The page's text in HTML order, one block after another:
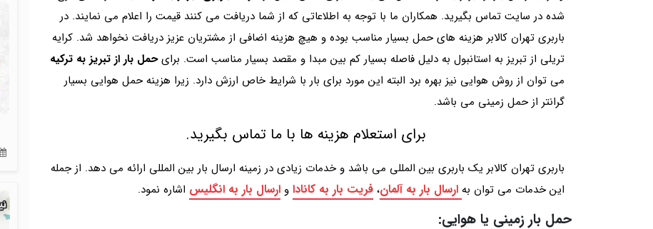
شده در سایت تماس بگیرید. همکاران ما با توجه به اطلاعاتی که از شما دریافت می کنند قیمت را اعلام می نمایند. در
باربری تهران کالابر هزینه های حمل بسیار مناسب بوده و هیچ هزینه اضافی از مشتریان عزیز دریافت نخواهد شد. کرایه
تریلی از تبریز به استانبول به دلیل فاصله بسیار کم بین مبدا و مقصد بسیار مناسب است. برایحمل بار از تبریز به ترکیه
می توان از روش هوایی نیز بهره برد البته این مورد برای بار با شرایط خاص ارزش دارد. زیرا هزینه حمل هوایی بسیار
گرانتر از حمل زمینی می باشد.
برای استعلام هزینه ها با ما تماس بگیرید.
باربری تهران کالابر یک باربری بین المللی می باشد و خدمات زیادی در زمینه ارسال بار بین المللی ارائه می دهد. از جمله
این خدمات می توان به ارسال بار به آلمان، فریت بار به کانادا و ارسال بار به انگلیس اشاره نمود.
حمل بار زمینی یا هوایی: